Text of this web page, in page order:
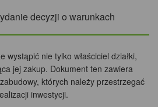
decyzji o warunkach
wystąpić nie tylko właściciel działki,
jej zakup. Dokument ten zawiera
których należy przestrzegać
inwestycji.